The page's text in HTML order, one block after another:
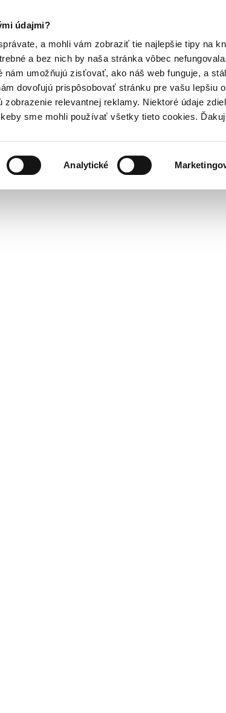
údajmi?
a mohli vám zobraziť tie najlepšie tipy na
a bez nich by naša stránka vôbec
umožňujú zisťovať, ako náš web funguje, a
dovoľujú prispôsobovať stránku pre vašu lepšiu
relevantnej reklamy. Niektoré údaje
sme mohli používať všetky tieto cookies.
Analytické